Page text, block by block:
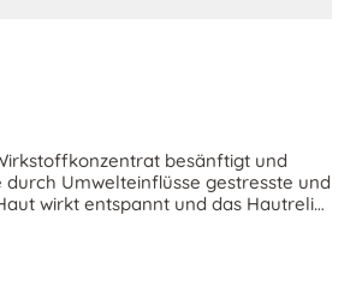
besänftigt und
Umwelteinflüsse gestresste und
wirkt entspannt und das Hautrelief